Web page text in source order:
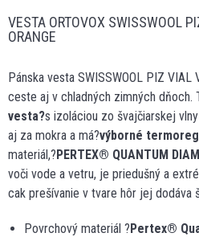
VESTA ORTOVOX SWISSWOOL
ORANGE
Pánska vesta SWISSWOOL PIZ VIAL
ceste aj v chladných zimných dňoch.
vesta?s izoláciou zo švajčiarskej vlny
aj za mokra a má?výborné
materiál,?PERTEX® QUANTUM
voči vode a vetru, je priedušný a
cak prešívanie v tvare hôr jej dodáva
Povrchový materiál ?Pertex®